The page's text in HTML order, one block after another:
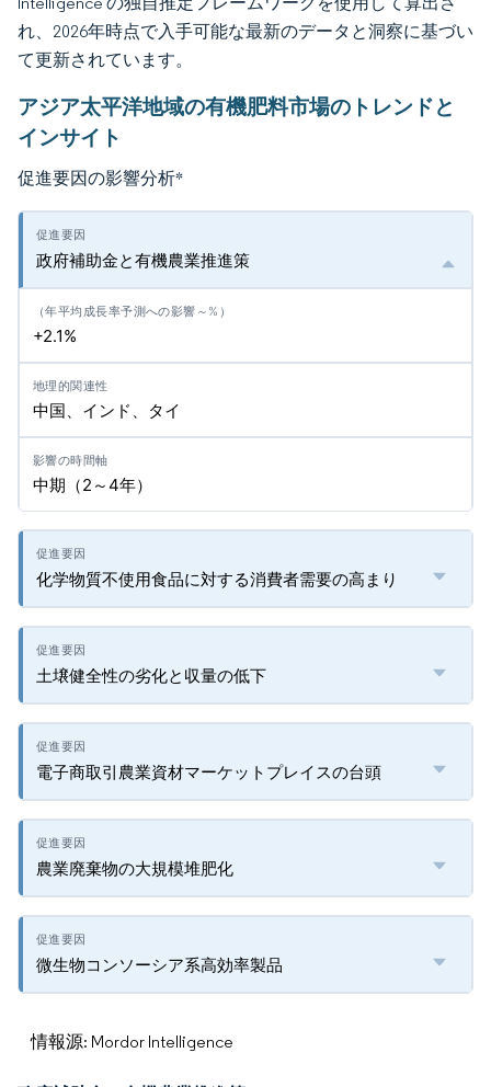
れ、2026年時点で入手可能な最新のデータと洞察に基づい
て更新されています。
アジア太平洋地域の有機肥料市場のトレンドと
インサイト
促進要因の影響分析*
政府補助金と有機農業推進策
+2.1%
中国、インド、タイ
中期（2～4年）
化学物質不使用食品に対する消費者需要の高まり
土壌健全性の劣化と収量の低下
電子商取引農業資材マーケットプレイスの台頭
農業廃棄物の大規模堆肥化
微生物コンソーシア系高効率製品
情報源: Mordor Intelligence